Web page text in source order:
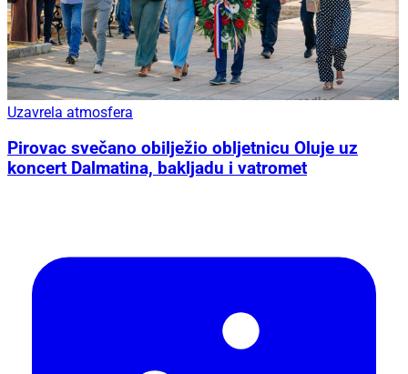
Uzavrela atmosfera
Pirovac svečano obilježio obljetnicu Oluje uz
koncert Dalmatina, bakljadu i vatromet